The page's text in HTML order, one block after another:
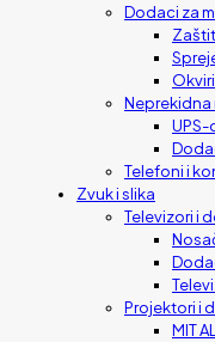
Dodaci za
Neprekidna
UPS-
Telefoni i
Zvuk i slika
Televizori i
Projektori i
MIT